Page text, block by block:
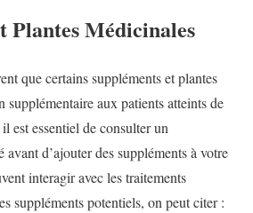
Plantes Médicinales
que certains suppléments et plantes
aux patients atteints de
est essentiel de consulter un
avant d’ajouter des suppléments à votre
interagir avec les traitements
suppléments potentiels, on peut citer :